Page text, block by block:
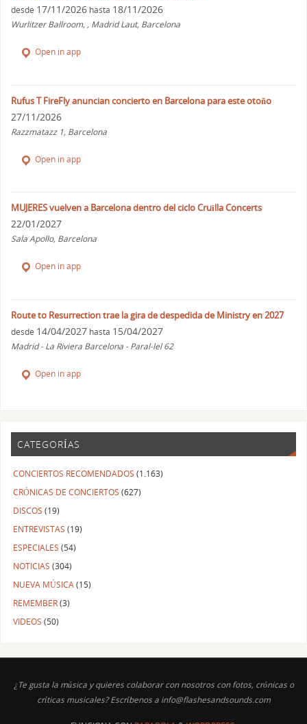
desde 17/11/2026 hasta 18/11/2026
Wurlitzer Ballroom, , Madrid Laut, Barcelona
Open in app
Rufus T FireFly anuncian concierto en Barcelona para este otoño
27/11/2026
Razzmatazz 1, Barcelona
Open in app
MUJERES vuelven a Barcelona dentro del ciclo Cruïlla Concerts
22/01/2027
Sala Apollo, Barcelona
Open in app
Route to Resurrection trae la gira de despedida de Ministry en 2027
desde 14/04/2027 hasta 15/04/2027
Madrid - La Riviera Barcelona - Paral-lel 62
Open in app
CATEGORÍAS
CONCIERTOS RECOMENDADOS (1.163)
CRÓNICAS DE CONCIERTOS (627)
DISCOS (19)
ENTREVISTAS (19)
ESPECIALES (54)
NOTICIAS (304)
NUEVA MÚSICA(15)
REMEMBER(3)
VIDEOS (50)
¿Te gusta la música y quieres colaborar con nosotros con fotos, crónicas o
críticas musicales? Escríbenos a info@flashesandsounds.com